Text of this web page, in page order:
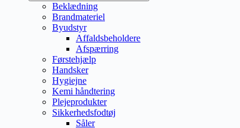
Beklædning
Brandmateriel
Byudstyr
Affaldsbeholdere
Afspærring
Førstehjælp
Handsker
Hygiejne
Kemi håndtering
Plejeprodukter
Sikkerhedsfodtøj
Såler